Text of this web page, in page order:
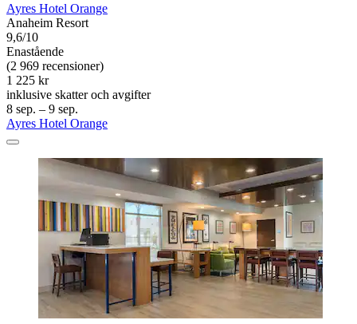
Ayres Hotel Orange
Anaheim Resort
9,6/10
Enastående
(2 969 recensioner)
1 225 kr
inklusive skatter och avgifter
8 sep. – 9 sep.
Ayres Hotel Orange